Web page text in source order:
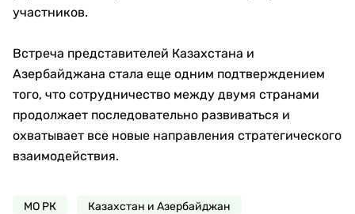
участников.
Встреча представителей Казахстана и
Азербайджана стала еще одним подтверждением
того, что сотрудничество между двумя странами
продолжает последовательно развиваться и
охватывает все новые направления стратегического
взаимодействия.
МО РК Казахстан и Азербайджан